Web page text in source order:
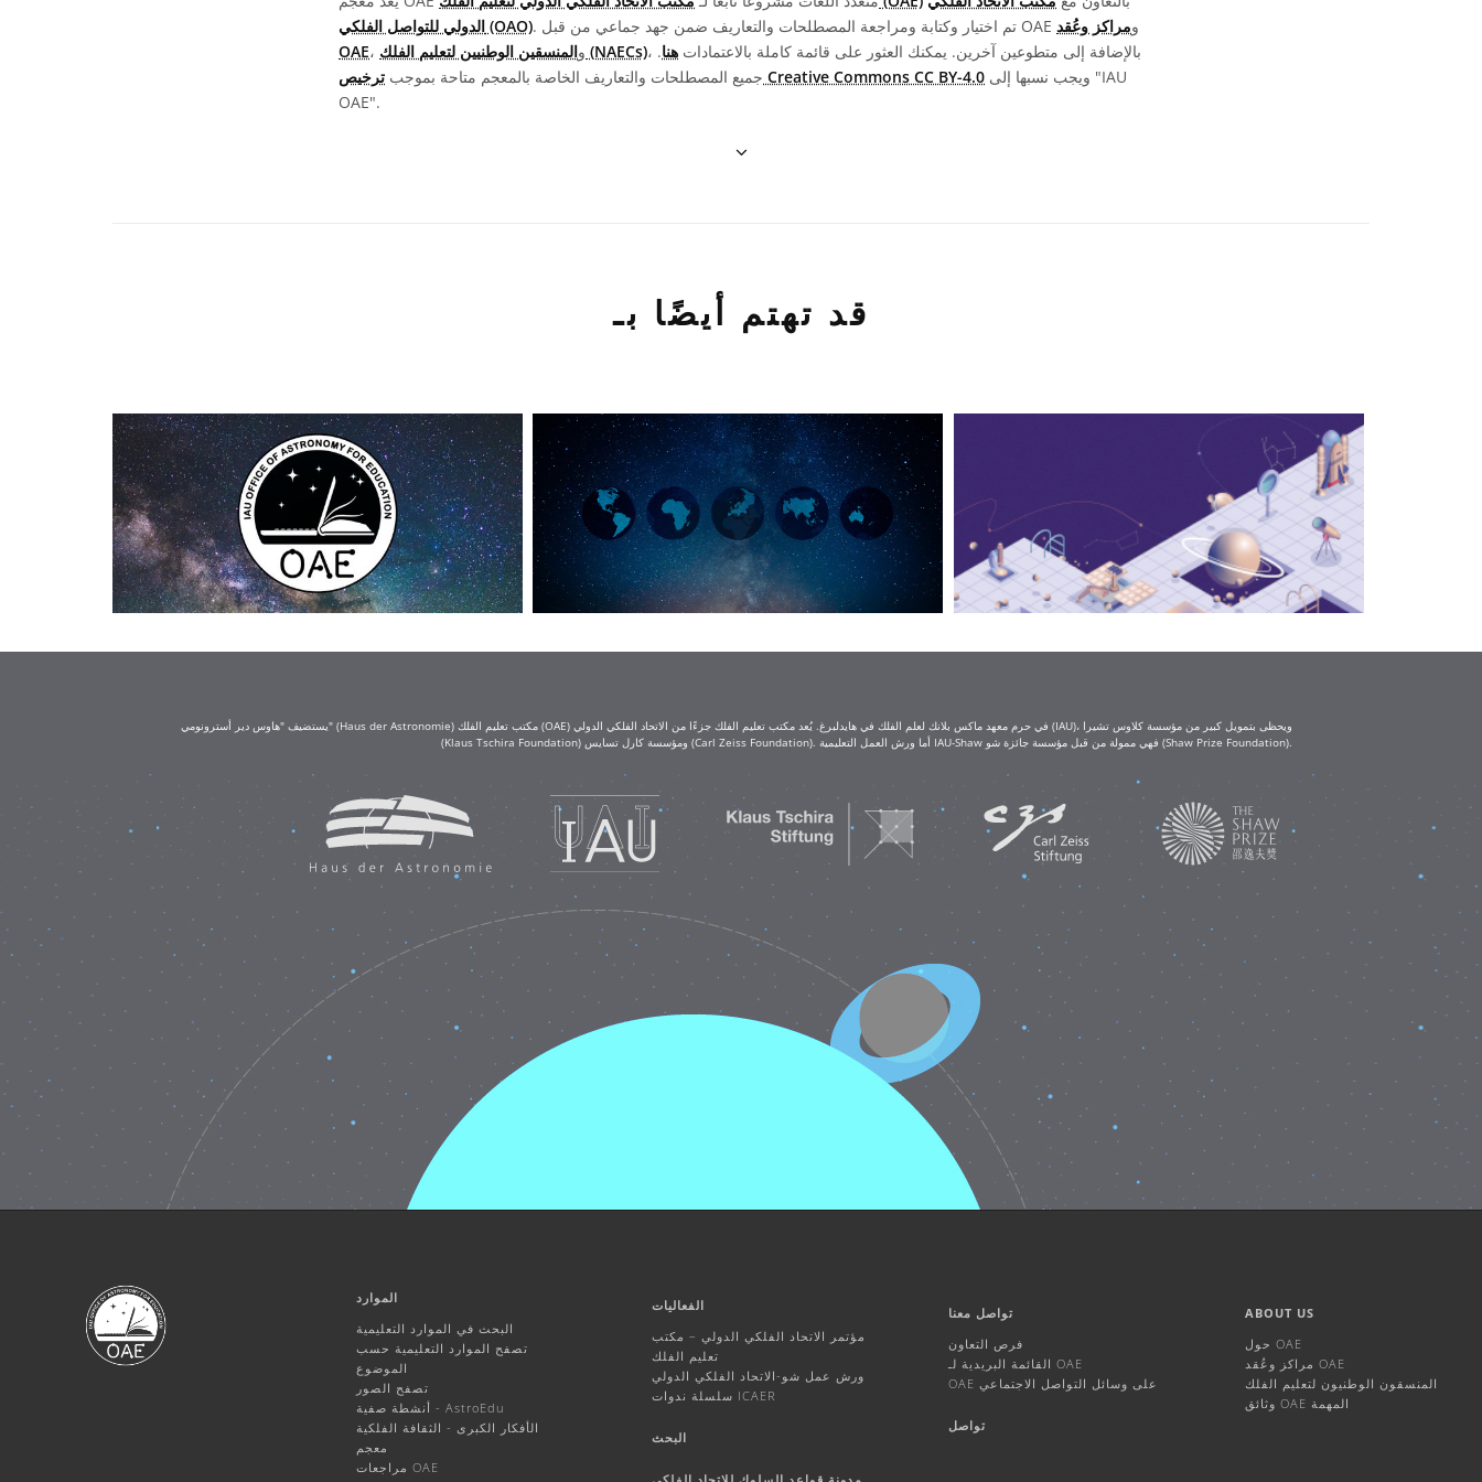
الدولي للتواصل الفلكي (OAO)
. تم اختيار وكتابة ومراجعة المصطلحات والتعاريف ضمن جهد جماعي من قبل OAE ومراكز وعُقد
OAE
، و المنسقين الوطنيين لتعليم الفلك (NAECs) ، بالإضافة إلى متطوعين آخرين. يمكنك العثور على قائمة كاملة بالاعتمادات هنا.
جميع المصطلحات والتعاريف الخاصة بالمعجم متاحة بموجب ترخيص Creative Commons CC BY-4.0
OAE".
قد تهتم أيضًا بـ
يستضيف "هاوس دير أسترونومي" (Haus der Astronomie) مكتب تعليم الفلك (OAE) في حرم معهد ماكس بلانك لعلم الفلك في هايدلبرغ. يُعد مكتب تعليم الفلك جزءًا من الاتحاد الفلكي الدولي (IAU)، ويحظى بتمويل كبير من مؤسسة كلاوس تشيرا
(Klaus Tschira Foundation) ومؤسسة كارل تسايس (Carl Zeiss Foundation). أما ورش العمل التعليمية IAU-Shaw فهي ممولة من قبل مؤسسة جائزة شو (Shaw Prize Foundation).
الموارد
البحث في الموارد التعليمية
تصفح الموارد التعليمية حسب
الموضوع
تصفح الصور
أنشطة صفية - AstroEdu
الأفكار الكبرى - الثقافة الفلكية
معجم
مراجعات OAE
الفعاليات
مؤتمر الاتحاد الفلكي الدولي – مكتب
تعليم الفلك
ورش عمل شو-الاتحاد الفلكي الدولي
سلسلة ندوات ICAER
البحث
تواصل معنا
فرص التعاون
القائمة البريدية لـ OAE
OAE على وسائل التواصل الاجتماعي
تواصل
ABOUT US
حول OAE
مراكز وعُقد OAE
المنسقون الوطنيون لتعليم الفلك
وثائق OAE المهمة